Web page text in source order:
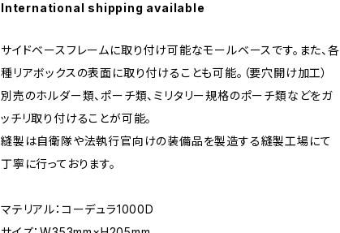
International shipping available
サイドベースフレームに取り付け可能なモールベースです。また、各
種リアボックスの表面に取り付けることも可能。（要穴開け加工）
別売のホルダー類、ポーチ類、ミリタリー規格のポーチ類などをガ
ッチリ取り付けることが可能。
縫製は自衛隊や法執行官向けの装備品を製造する縫製工場にて
丁寧に行っております。
マテリアル：コーデュラ1000D